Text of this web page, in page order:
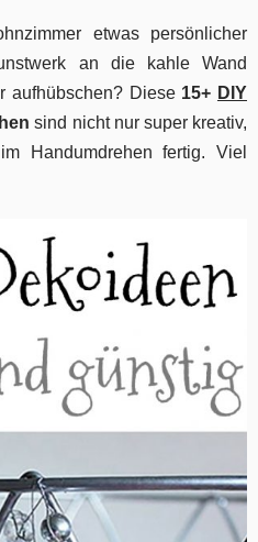
etwas persönlicher
an die kahle Wand
aufhübschen? Diese 15+ DIY
sind nicht nur super kreativ,
Handumdrehen fertig. Viel